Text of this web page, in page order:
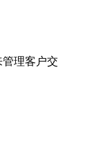
理客户交